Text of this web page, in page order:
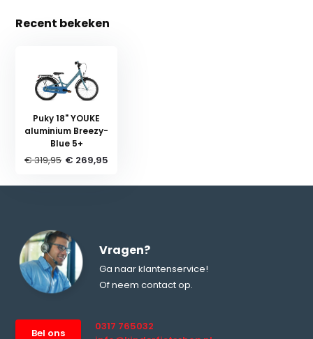
Recent bekeken
Puky 18" YOUKE
aluminium Breezy-
Blue 5+
€ 319,95 € 269,95
Vragen?
Ga naar klantenservice!
Of neem contact op.
Bel ons
0317 765032